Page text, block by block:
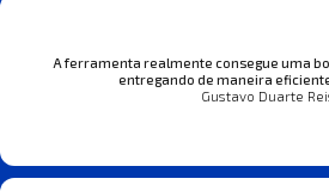
A ferramenta realmente consegue uma
entregando de maneira
Gustavo Duarte